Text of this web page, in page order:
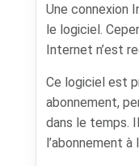
Une connexion
le logiciel.
Internet n’est
Ce logiciel est
abonnement,
dans le temps.
l’abonnement à